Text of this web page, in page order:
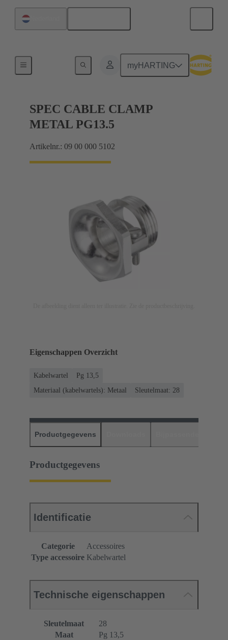
myHARTING
SPEC CABLE CLAMP
METAL PG13.5
Artikelnr.: 09 00 000 5102
Eigenschappen Overzicht
Kabelwartel
Pg 13,5
Materiaal (kabelwartels): Metaal
Sleutelmaat: 28
Productgegevens
Productgegevens
Identificatie
Categorie
Accessoires
Type accessoire Kabelwartel
Technische eigenschappen
Sleutelmaat
28
Maat
Pg 13,5